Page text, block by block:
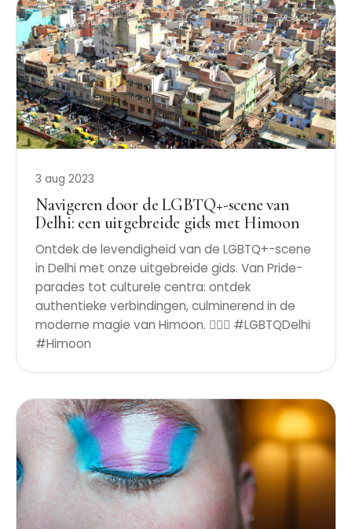
3 aug 2023
Navigeren door de LGBTQ+-scene van
Delhi: een uitgebreide gids met Himoon
Ontdek de levendigheid van de LGBTQ+-scene
in Delhi met onze uitgebreide gids. Van Pride-
parades tot culturele centra: ontdek
authentieke verbindingen, culminerend in de
moderne magie van Himoon. 🏳️‍🌈✨ #LGBTQDelhi
#Himoon